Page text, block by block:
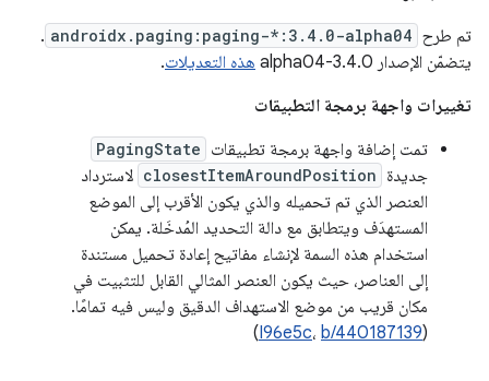
تم طرح androidx.paging:paging-*:3.4.0-alpha04
.
يتضمّن الإصدار 3.4.0-alpha04
هذه التعديلات.
تغييرات واجهة برمجة التطبيقات
تمت إضافة واجهة برمجة تطبيقات PagingState
جديدة closestItemAroundPosition لاسترداد
العنصر الذي تم تحميله والذي يكون الأقرب إلى الموضع
المستهدَف ويتطابق مع دالة التحديد المُدخَلة. يمكن
استخدام هذه السمة لإنشاء مفاتيح إعادة تحميل مستندة
إلى العناصر، حيث يكون العنصر المثالي القابل للتثبيت في
مكان قريب من موضع الاستهداف الدقيق وليس فيه تمامًا.
(
I96e5c، b/440187139
)